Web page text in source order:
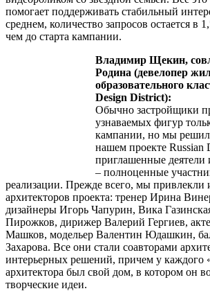
помогает поддерживать стабильный
среднем, количество запросов остается в
чем до старта кампании.
Владимир Щекин,
Родина (девелопер
образовательного
Design District):
Обычно застройщики
узнаваемых фигур
кампании, но мы
нашем проекте Russian
приглашенные деятели
– полноценные
реализации. Прежде всего, мы привлекли
архитекторов проекта: тренер Ирина
дизайнеры Игорь Чапурин, Вика
Пирожков, дирижер Валерий Гергиев,
Машков, модельер Валентин Юдашкин,
Захарова. Все они стали соавторами
интерьерных решений, причем у каждого
архитектора был свой дом, в котором он
творческие идеи.